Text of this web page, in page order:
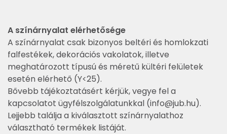
A színárnyalat elérhetősége
A színárnyalat csak bizonyos beltéri és homlokzati
falfestékek, dekorációs vakolatok, illetve
meghatározott típusú és méretű kültéri felületek
esetén elérhető (Y<25).
Bővebb tájékoztatásért kérjük, vegye fel a
kapcsolatot ügyfélszolgálatunkkal (info@jub.hu).
Lejjebb találja a kiválasztott színárnyalathoz
választható termékek listáját.